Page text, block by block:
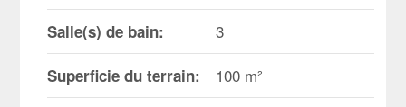
Salle(s) de bain: 3
Superficie du terrain: 100 m²